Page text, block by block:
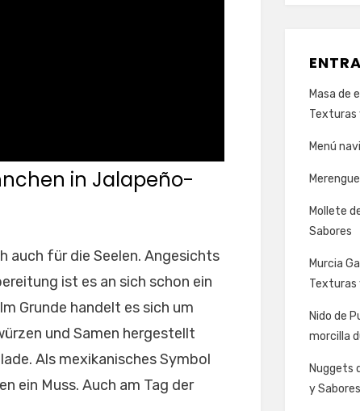
in Jalapeño-
auch für die Seelen. Angesichts
ist es an sich schon ein
Grunde handelt es sich um
und Samen hergestellt
Als mexikanisches Symbol
ein Muss. Auch am Tag der
Masa de
Texturas
Menú
Mollete
Sabores
Murcia
Texturas
Nido de
morcilla
Nuggets
y Sabores